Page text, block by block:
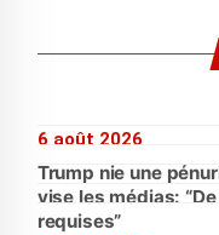
6 août 2026
Trump nie une
vise les médias:
requises”